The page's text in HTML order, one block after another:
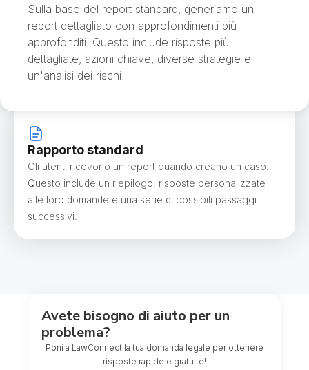
Sulla base del report standard, generiamo un
report dettagliato con approfondimenti più
approfonditi. Questo include risposte più
dettagliate, azioni chiave, diverse strategie e
un'analisi dei rischi.
Rapporto standard
Gli utenti ricevono un report quando creano un caso.
Questo include un riepilogo, risposte personalizzate
alle loro domande e una serie di possibili passaggi
successivi.
Avete bisogno di aiuto per un
problema?
Poni a LawConnect la tua domanda legale per ottenere
risposte rapide e gratuite!